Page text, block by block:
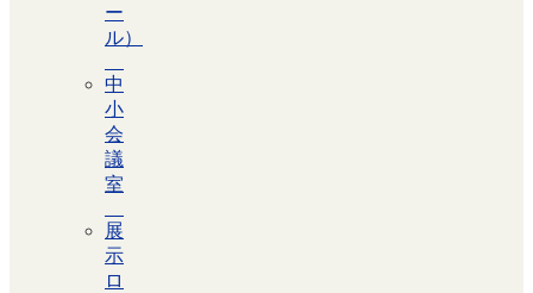
ー
ル）
中
小
会
議
室
展
示
ロ